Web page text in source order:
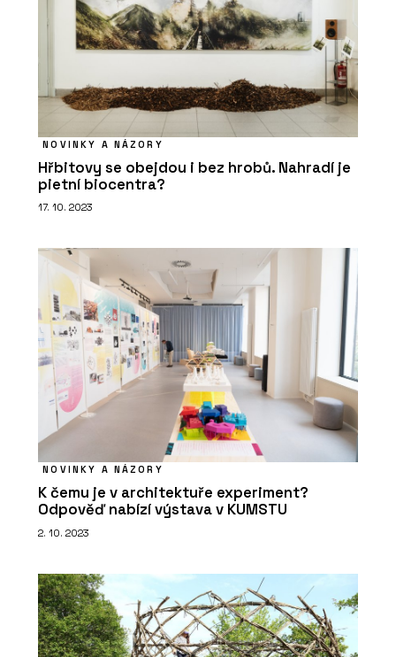
NOVINKY A NÁZORY
Hřbitovy se obejdou i bez hrobů. Nahradí je
pietní biocentra?
17. 10. 2023
NOVINKY A NÁZORY
K čemu je v architektuře experiment?
Odpověď nabízí výstava v KUMSTU
2. 10. 2023